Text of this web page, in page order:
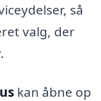
så
valg, der
kan åbne op